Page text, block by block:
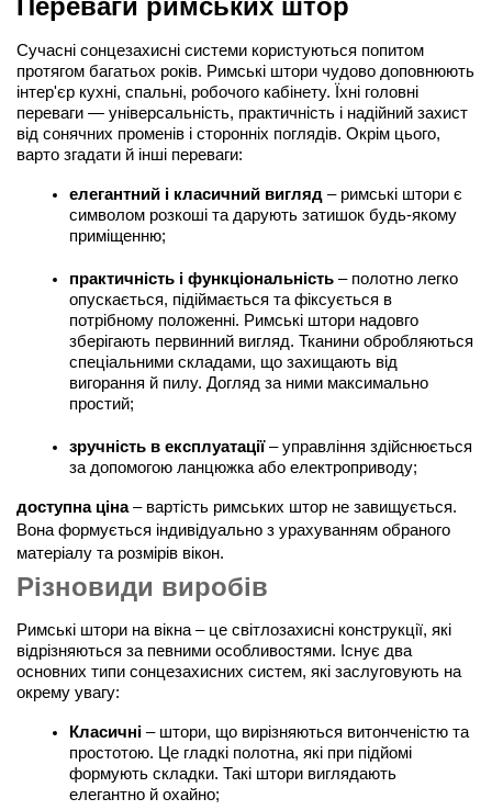
Переваги римських штор
Сучасні сонцезахисні системи користуються попитом
протягом багатьох років. Римські штори чудово доповнюють
інтер'єр кухні, спальні, робочого кабінету. Їхні головні
переваги — універсальність, практичність і надійний захист
від сонячних променів і сторонніх поглядів. Окрім цього,
варто згадати й інші переваги:
елегантний і класичний вигляд – римські штори є
символом розкоші та дарують затишок будь-якому
приміщенню;
практичність і функціональність – полотно легко
опускається, підіймається та фіксується в
потрібному положенні. Римські штори надовго
зберігають первинний вигляд. Тканини обробляються
спеціальними складами, що захищають від
вигорання й пилу. Догляд за ними максимально
простий;
зручність в експлуатації – управління здійснюється
за допомогою ланцюжка або електроприводу;
доступна ціна – вартість римських штор не завищується.
Вона формується індивідуально з урахуванням обраного
матеріалу та розмірів вікон.
Різновиди виробів
Римські штори на вікна – це світлозахисні конструкції, які
відрізняються за певними особливостями. Існує два
основних типи сонцезахисних систем, які заслуговують на
окрему увагу:
Класичні – штори, що вирізняються витонченістю та
простотою. Це гладкі полотна, які при підйомі
формують складки. Такі штори виглядають
елегантно й охайно;